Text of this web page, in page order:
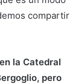
compartir
la Catedral
pero